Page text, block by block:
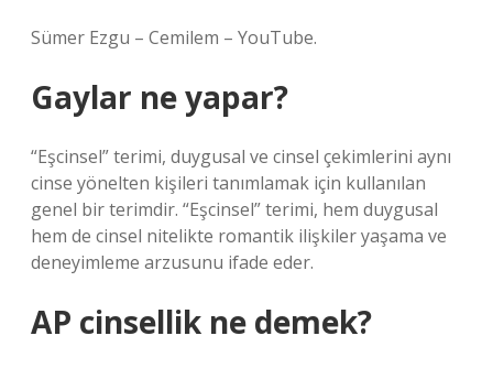
Sümer Ezgu – Cemilem – YouTube.
Gaylar ne yapar?
“Eşcinsel” terimi, duygusal ve cinsel çekimlerini aynı
cinse yönelten kişileri tanımlamak için kullanılan
genel bir terimdir. “Eşcinsel” terimi, hem duygusal
hem de cinsel nitelikte romantik ilişkiler yaşama ve
deneyimleme arzusunu ifade eder.
AP cinsellik ne demek?